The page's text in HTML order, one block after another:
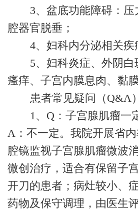
3、盆底功能障碍：
腔器官脱垂；
4、妇科内分泌相关疾
5、妇科炎症、外阴
瘙痒、子宫内膜息肉、黏
患者常见疑问（Q&A）
1、Q：子宫腺肌瘤一
A：不一定。我院开展省
腔镜监视子宫腺肌瘤微波
微创治疗，适合有保留子
开刀的患者；病灶较小、
药物及保守调理，由医生